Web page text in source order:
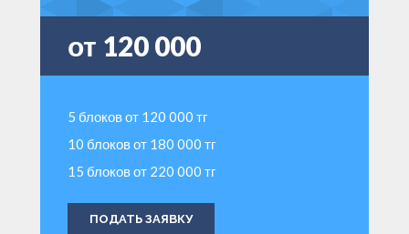
от 120 000
5 блоков от 120 000 тг
10 блоков от 180 000 тг
15 блоков от 220 000 тг
ПОДАТЬ ЗАЯВКУ